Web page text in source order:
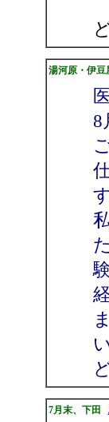
湯河原・伊豆
8
7月末、下田